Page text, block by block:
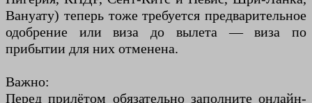
Вануату) теперь тоже требуется предварительное
одобрение или виза до вылета — виза по
прибытии для них отменена.
Важно:
Перед прилётом обязательно заполните онлайн-